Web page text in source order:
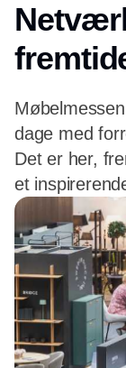
dage med
Det er her,
et